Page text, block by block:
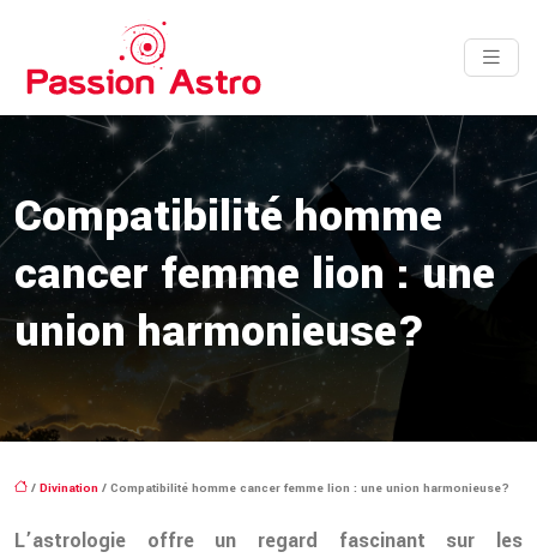
Compatibilité homme
cancer femme lion : une
union harmonieuse?
/ Divination / Compatibilité homme cancer femme lion : une union harmonieuse?
L’astrologie offre un regard fascinant sur les